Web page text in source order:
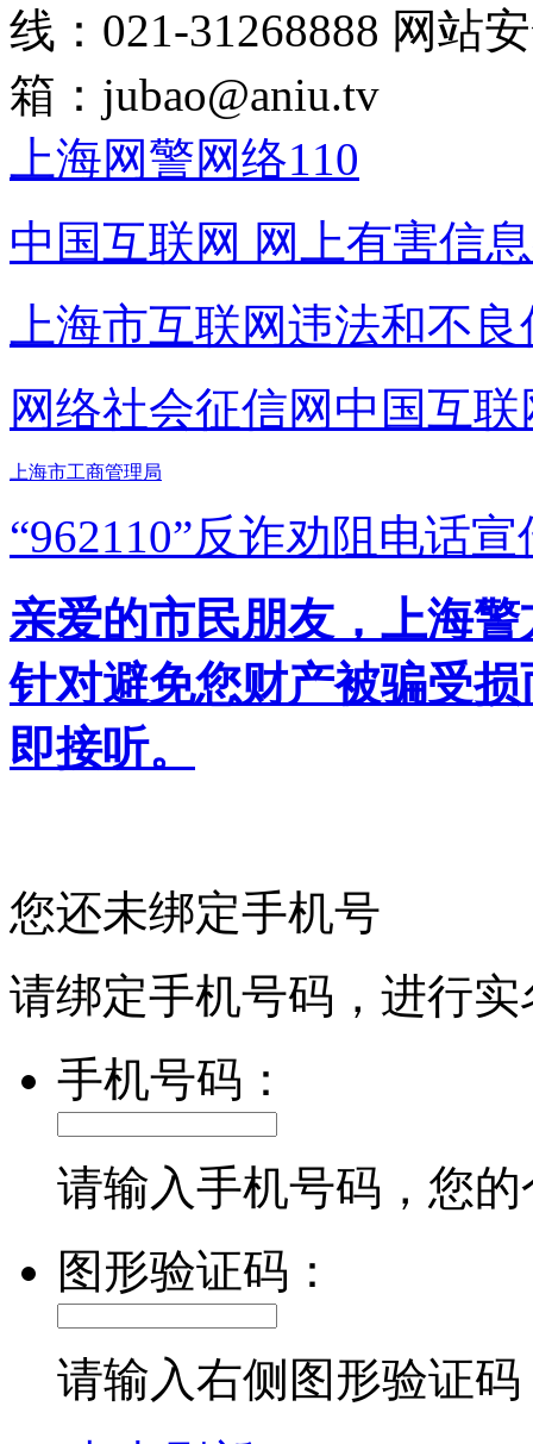
线：021-31268888 网站
箱： jubao@aniu.tv
上海网警网络110
中国互联网 网上有害信
上海市互联网违法和不
网络社会征信网 中国互
上海市工商管理局
“962110”反诈劝阻电话宣
亲爱的市民朋友，上海
针对避免您财产被骗受
即接听。
您还未绑定手机号
请绑定手机号码，进行
手机号码：
请输入手机号码，您
图形验证码：
请输入右侧图形验证码